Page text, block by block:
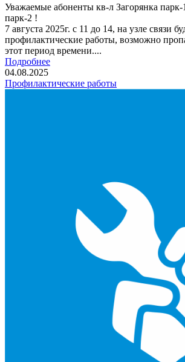
Уважаемые абоненты кв-л Загорянка парк-
парк-2 !
7 августа 2025г. с 11 до 14, на узле связи
профилактические работы, возможно
этот период времени....
Подробнее
04.08.2025
Профилактические работы